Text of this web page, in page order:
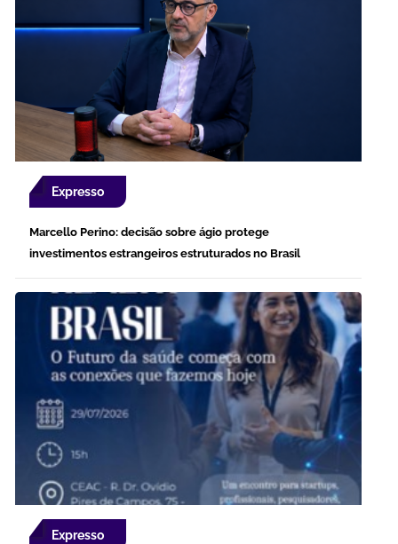
Expresso
Marcello Perino: decisão sobre ágio protege
investimentos estrangeiros estruturados no Brasil
Expresso